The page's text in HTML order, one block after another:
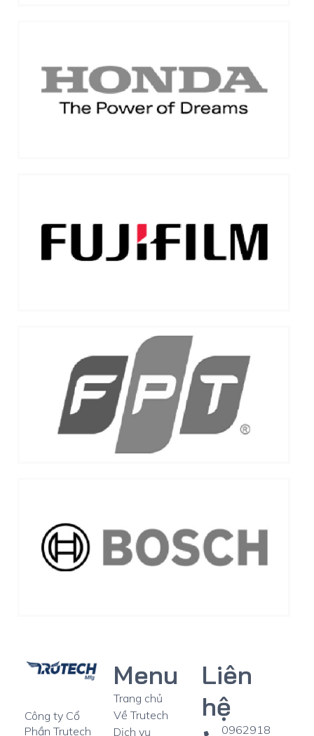
Công ty Cổ
Phần Trutech
Menu
Trang chủ
Về Trutech
Dịch vụ
Liên
hệ
0962918